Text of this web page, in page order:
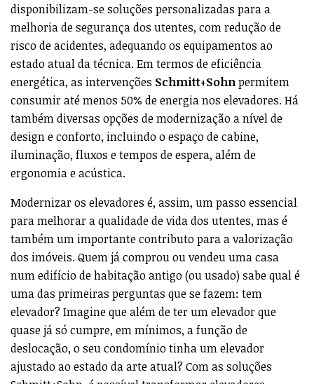
disponibilizam-se soluções personalizadas para a
melhoria de segurança dos utentes, com redução de
risco de acidentes, adequando os equipamentos ao
estado atual da técnica. Em termos de eficiência
energética, as intervenções Schmitt+Sohnpermitem
consumir até menos 50% de energia nos elevadores. Há
também diversas opções de modernização a nível de
design e conforto, incluindo o espaço de cabine,
iluminação, fluxos e tempos de espera, além de
ergonomia e acústica.
Modernizar os elevadores é, assim, um passo essencial
para melhorar a qualidade de vida dos utentes, mas é
também um importante contributo para a valorização
dos imóveis. Quem já comprou ou vendeu uma casa
num edifício de habitação antigo (ou usado) sabe qual é
uma das primeiras perguntas que se fazem: tem
elevador? Imagine que além de ter um elevador que
quase já só cumpre, em mínimos, a função de
deslocação, o seu condomínio tinha um elevador
ajustado ao estado da arte atual? Com as soluções